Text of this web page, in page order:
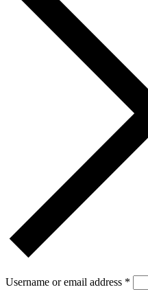
Username or email address *